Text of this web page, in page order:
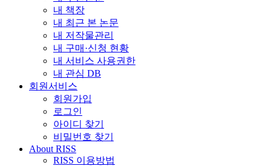
내 책장
내 최근 본 논문
내 저작물관리
내 구매·신청 현황
내 서비스 사용권한
내 관심 DB
회원서비스
회원가입
로그인
아이디 찾기
비밀번호 찾기
About RISS
RISS 이용방법